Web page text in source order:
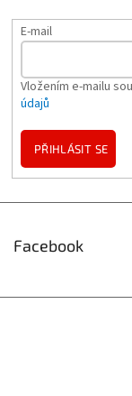
E-mail
Vložením e-mailu
údajů
PŘIHLÁSIT SE
Facebook